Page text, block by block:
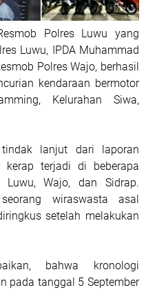
Polres Luwu yang
Luwu, IPDA Muhammad
Polres Wajo, berhasil
kendaraan bermotor
Kelurahan Siwa,
lanjut dari laporan
terjadi di beberapa
Luwu, Wajo, dan Sidrap.
wiraswasta asal
setelah melakukan
bahwa kronologi
pada tanggal 5 September